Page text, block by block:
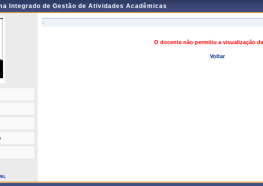
Integrado de Gestão de Atividades Acadêmicas
-
O docente não permitiu a visualização
Voltar